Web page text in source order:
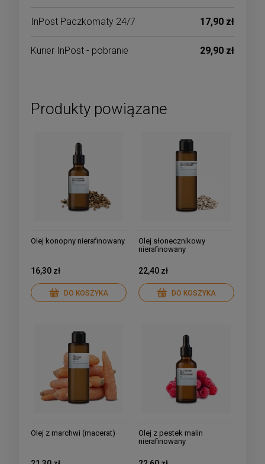
InPost Paczkomaty 24/7 17,90 zł
Kurier InPost - pobranie 29,90 zł
Produkty powiązane
Olej konopny nierafinowany
16,30 zł
DO KOSZYKA
Olej słonecznikowy
nierafinowany
22,40 zł
DO KOSZYKA
Olej z marchwi (macerat)
Olej z pestek malin
nierafinowany